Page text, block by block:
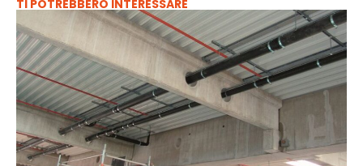
TI POTREBBERO INTERESSARE